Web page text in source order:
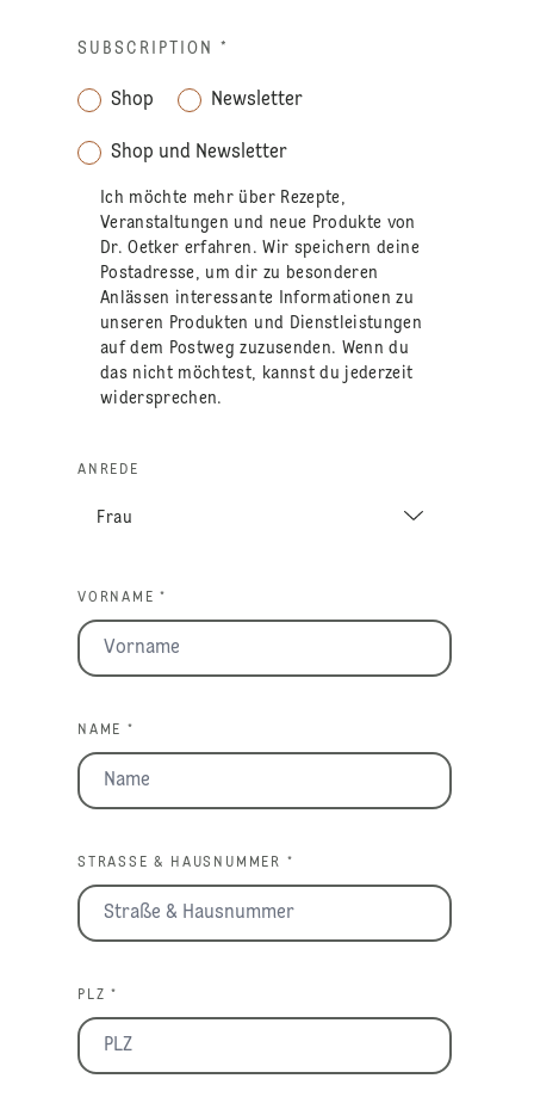
SUBSCRIPTION *
Shop Newsletter
Shop und Newsletter
Ich möchte mehr über Rezepte,
Veranstaltungen und neue Produkte von
Dr. Oetker erfahren. Wir speichern deine
Postadresse, um dir zu besonderen
Anlässen interessante Informationen zu
unseren Produkten und Dienstleistungen
auf dem Postweg zuzusenden. Wenn du
das nicht möchtest, kannst du jederzeit
widersprechen.
ANREDE
VORNAME *
NAME *
STRASSE & HAUSNUMMER *
PLZ *